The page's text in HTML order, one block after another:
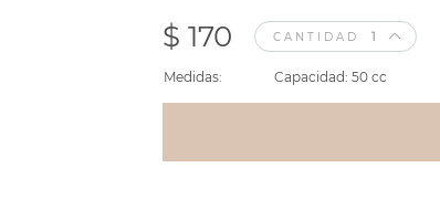
$ 170 CANTIDAD
Medidas: Capacidad: 50 cc